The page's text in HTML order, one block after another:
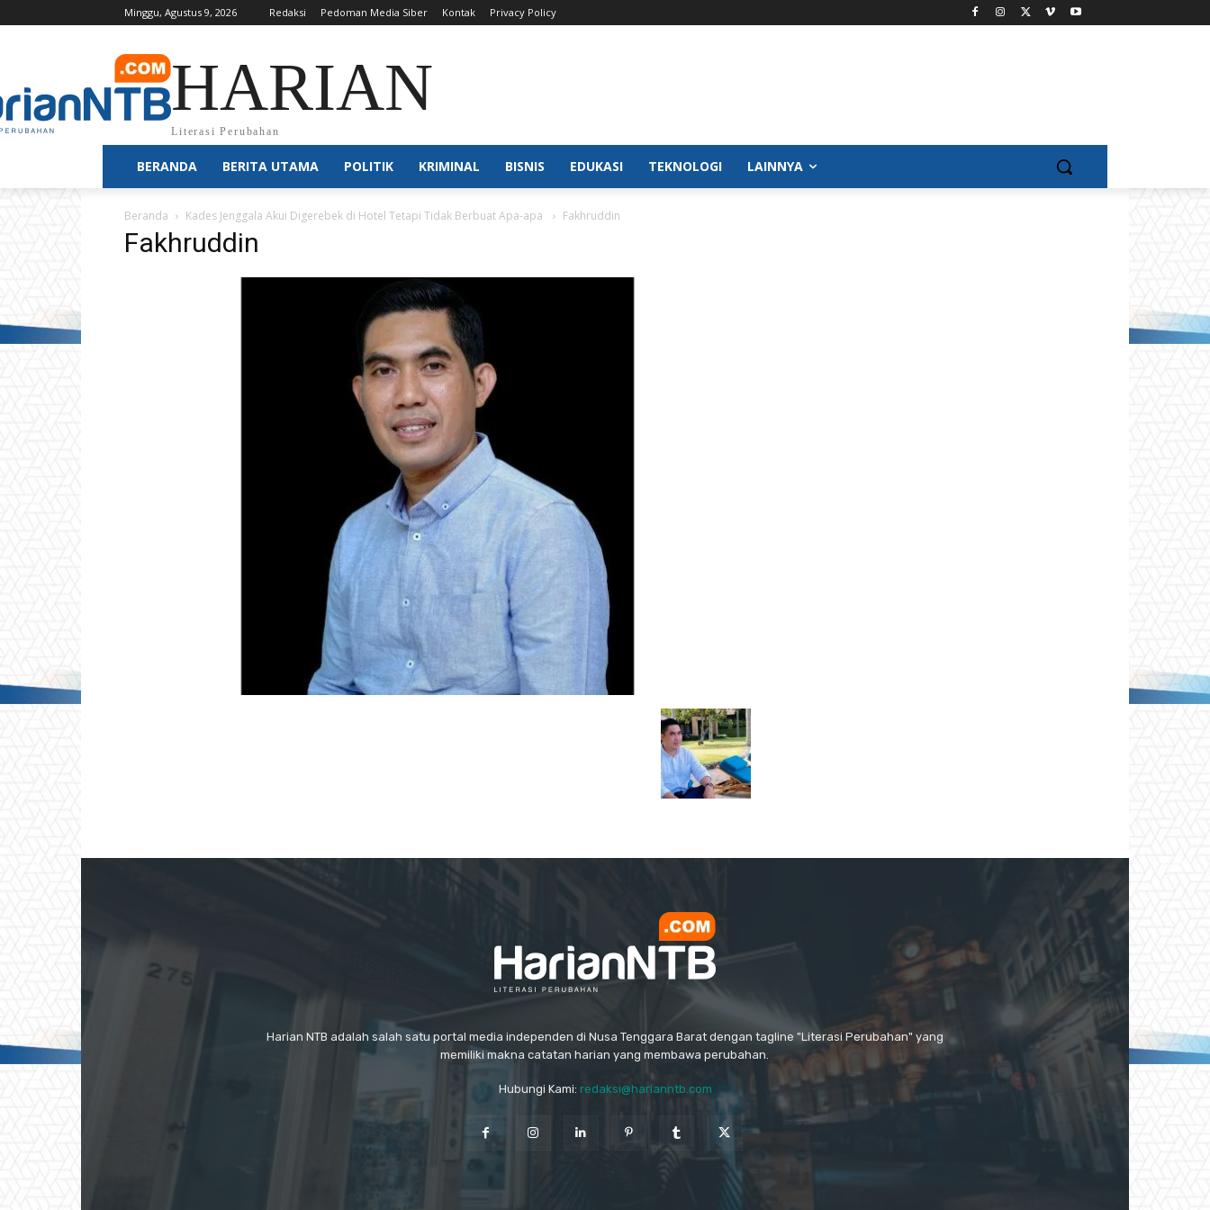
Minggu, Agustus 9, 2026 Redaksi Pedoman Media Siber Kontak Privacy Policy
HARIAN NTB
Literasi Perubahan
BERANDA BERITA UTAMA POLITIK KRIMINAL BISNIS EDUKASI TEKNOLOGI LAINNYA
Beranda Kades Jenggala Akui Digerebek di Hotel Tetapi Tidak Berbuat Apa-apa Fakhruddin
Fakhruddin
Harian NTB adalah salah satu portal media independen di Nusa Tenggara Barat dengan tagline "Literasi Perubahan" yang
memiliki makna catatan harian yang membawa perubahan.
Hubungi Kami: redaksi@harianntb.com